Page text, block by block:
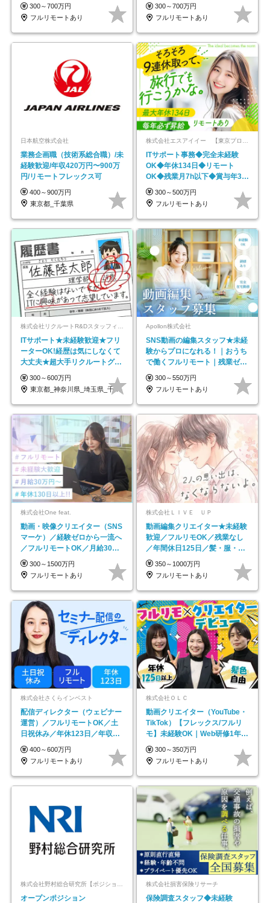
300～700万円
フルリモートあり
300～700万円
フルリモートあり
日本航空株式会社
業務企画職（技術系総合職）/未
経験歓迎/年収420万円〜900万
円/リモートフレックス可
400～900万円
東京都_千葉県
ITサポート事務◆完全未経験
OK◆年休134日◆リモート
OK◆残業月7h以下◆賞与年3回
◆5年目まで必ず昇給
300～500万円
フルリモートあり
ITサポート★未経験歓迎★フリ
ーターOK!経歴は気にしなくて
大丈夫★超大手リクルートグル
ープの正社員/sg
300～600万円
東京都_神奈川県_埼玉県_千葉県_大阪府…
Apollon株式会社
SNS動画の編集スタッフ★未経
験からプロになれる！｜おうち
で働くフルリモート｜残業ゼロ
で18時退勤◎
300～550万円
フルリモートあり
株式会社One feat.
動画・映像クリエイター（SNS
マーケ）／経験ゼロから一流へ
／フルリモートOK／月給30万
円～／年休130日以上
300～1500万円
フルリモートあり
株式会社ＬＩＶＥ ＵＰ
動画編集クリエイター★未経験
歓迎／フルリモOK／残業なし
／年間休日125日／髪・服・ネ
イル自由／研修充実で安心
350～1000万円
フルリモートあり
株式会社さくらインベスト
配信ディレクター（ウェビナー
運営）／フルリモートOK／土
日祝休み／年休123日／年収
600万円可
400～600万円
フルリモートあり
株式会社ＯＬＣ
動画クリエイター（YouTube・
TikTok）【フレックス/フルリ
モ】未経験OK｜Web研修1年間
｜副業OK
300～350万円
フルリモートあり
オープンポジション
株式会社損害保険リサーチ
保険調査スタッフ◆未経験